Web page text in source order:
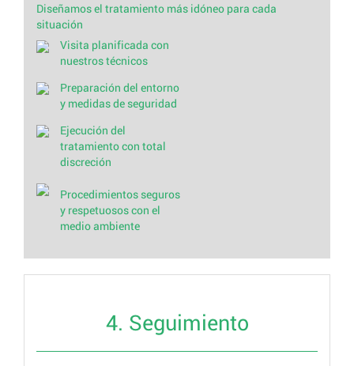
Diseñamos el tratamiento más idóneo para cada
situación
Visita planificada con
nuestros técnicos
Preparación del entorno
y medidas de seguridad
Ejecución del
tratamiento con total
discreción
Procedimientos seguros
y respetuosos con el
medio ambiente
4. Seguimiento